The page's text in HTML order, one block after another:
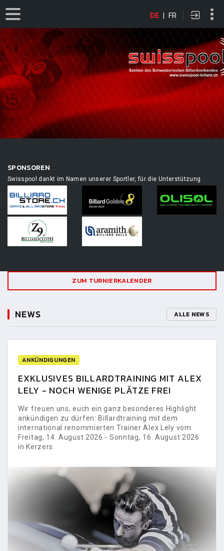
DE | FR
SPONSOREN
Swisspool dankt im Namen unserer Sportler, für die Unterstützung
ZUM TURNIERKALENDER
NEWS ALLE NEWS
ANKÜNDIGUNGEN
EXKLUSIVES BILLARDTRAINING MIT ALEX
LELY - NOCH WENIGE PLÄTZE FREI
Wir freuen uns, euch ein ganz besonderes Highlight
ankündigen zu dürfen: Billardtraining mit dem
international renommierten Trainer Alex Lely vom
Freitag, 14. August 2026 - Sonntag, 16. August 2026
in Kerzers.